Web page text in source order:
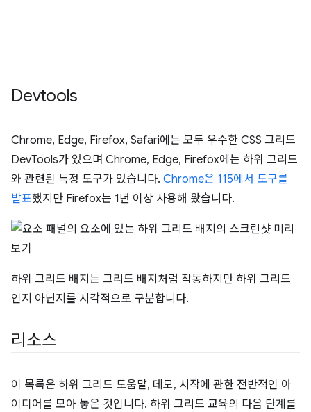
Devtools
Chrome, Edge, Firefox, Safari에는 모두 우수한 CSS 그리드
DevTools가 있으며 Chrome, Edge, Firefox에는 하위 그리드
와 관련된 특정 도구가 있습니다. Chrome은 115에서 도구를
발표했지만 Firefox는 1년 이상 사용해 왔습니다.
하위 그리드 배지는 그리드 배지처럼 작동하지만 하위 그리드
인지 아닌지를 시각적으로 구분합니다.
리소스
이 목록은 하위 그리드 도움말, 데모, 시작에 관한 전반적인 아
이디어를 모아 놓은 것입니다. 하위 그리드 교육의 다음 단계를